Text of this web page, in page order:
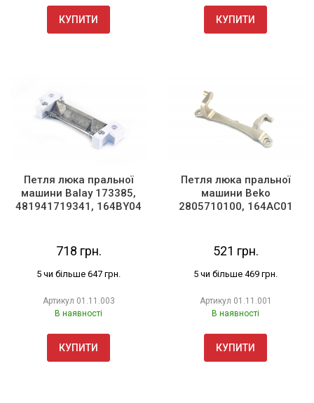
КУПИТИ КУПИТИ
Петля люка пральної
машини Balay 173385,
481941719341, 164BY04
718 грн.
5 чи більше 647 грн.
Артикул 01.11.003
В наявності
КУПИТИ
Петля люка пральної
машини Beko
2805710100, 164AC01
521 грн.
5 чи більше 469 грн.
Артикул 01.11.001
В наявності
КУПИТИ